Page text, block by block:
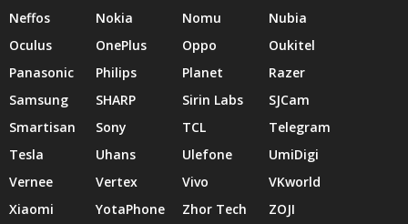
Neffos
Nokia Nomu
Nubia
Oculus
OnePlus Oppo
Oukitel
Panasonic
Philips Planet
Razer
Samsung
SHARP Sirin Labs
SJCam
Smartisan
Sony TCL
Telegram
Tesla
Uhans Ulefone
UmiDigi
Vernee
Vertex Vivo
VKworld
Xiaomi
YotaPhone Zhor Tech ZOJI